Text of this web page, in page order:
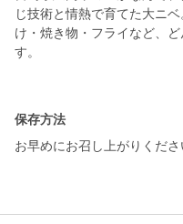
じ技術と情熱で育てた大ニ
け・焼き物・フライなど、
す。
保存方法
お早めにお召し上がりくださ